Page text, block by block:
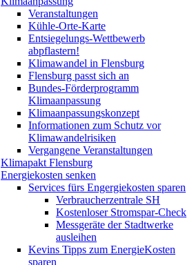
Veranstaltungen
Kühle-Orte-Karte
Entsiegelungs-Wettbewerb
abpflastern!
Klimawandel in Flensburg
Flensburg passt sich an
Bundes-Förderprogramm
Klimaanpassung
Klimaanpassungskonzept
Informationen zum Schutz vor
Klimawandelrisiken
Vergangene Veranstaltungen
Klimapakt Flensburg
Energiekosten senken
Services fürs Engergiekosten sparen
Verbraucherzentrale SH
Kostenloser Stromspar-Check
Messgeräte der Stadtwerke
ausleihen
Kevins Tipps zum EnergieKosten
sparen